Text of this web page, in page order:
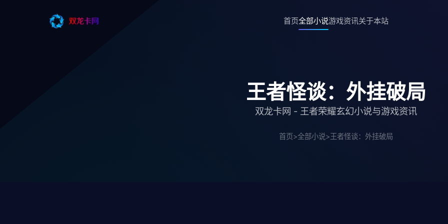
首页全部小说游戏资讯关于本站
王者怪谈：外挂破局
双龙卡网 - 王者荣耀玄幻小说与游戏资讯
首页>全部小说>王者怪谈：外挂破局